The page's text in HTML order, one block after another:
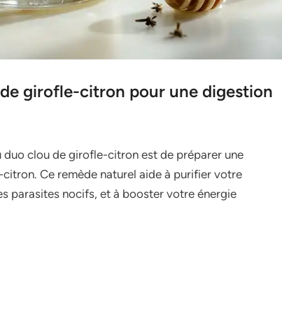
girofle-citron pour une digestion
clou de girofle-citron est de préparer une
Ce remède naturel aide à purifier votre
parasites nocifs, et à booster votre énergie